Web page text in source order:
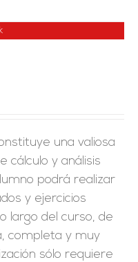
una valiosa
cálculo y análisis
podrá realizar
y ejercicios
largo del curso, de
completa y muy
sólo requiere